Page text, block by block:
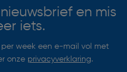
en mis
iets.
week een e-mail vol met
onze privacyverklaring.